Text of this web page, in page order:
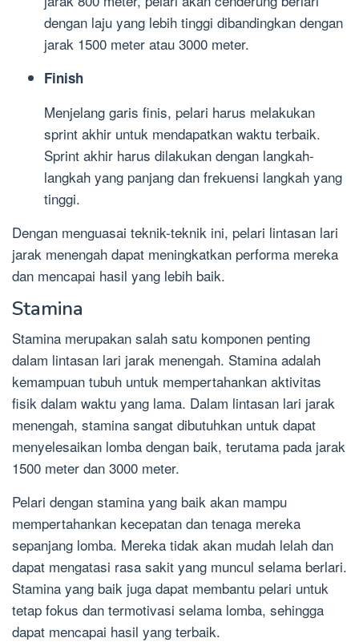
dengan laju yang lebih tinggi dibandingkan dengan
jarak 1500 meter atau 3000 meter.
Finish
Menjelang garis finis, pelari harus melakukan
sprint akhir untuk mendapatkan waktu terbaik.
Sprint akhir harus dilakukan dengan langkah-
langkah yang panjang dan frekuensi langkah yang
tinggi.
Dengan menguasai teknik-teknik ini, pelari lintasan lari
jarak menengah dapat meningkatkan performa mereka
dan mencapai hasil yang lebih baik.
Stamina
Stamina merupakan salah satu komponen penting
dalam lintasan lari jarak menengah. Stamina adalah
kemampuan tubuh untuk mempertahankan aktivitas
fisik dalam waktu yang lama. Dalam lintasan lari jarak
menengah, stamina sangat dibutuhkan untuk dapat
menyelesaikan lomba dengan baik, terutama pada jarak
1500 meter dan 3000 meter.
Pelari dengan stamina yang baik akan mampu
mempertahankan kecepatan dan tenaga mereka
sepanjang lomba. Mereka tidak akan mudah lelah dan
dapat mengatasi rasa sakit yang muncul selama berlari.
Stamina yang baik juga dapat membantu pelari untuk
tetap fokus dan termotivasi selama lomba, sehingga
dapat mencapai hasil yang terbaik.